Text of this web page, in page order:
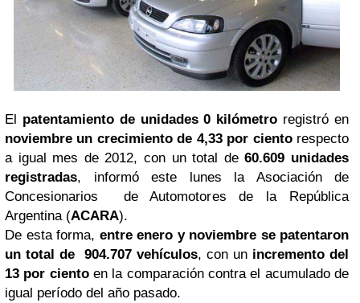
El patentamiento de unidades 0 kilómetro registró en
noviembre un crecimiento de 4,33 por cientorespecto
a igual mes de 2012, con un total de60.609 unidades
registradas, informó este lunes la Asociación de
Concesionarios de Automotores de la República
Argentina (ACARA).
De esta forma, entre enero y noviembre se patentaron
un total de 904.707 vehículos, con un incremento del
13 por cientoen la comparación contra el acumulado de
igual período del año pasado.